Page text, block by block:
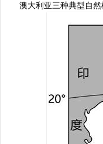
澳大利亚三种典型自然